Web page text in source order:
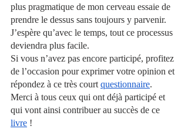
plus pragmatique de mon cerveau essaie de
prendre le dessus sans toujours y parvenir.
J’espère qu’avec le temps, tout ce processus
deviendra plus facile.
Si vous n’avez pas encore participé, profitez
de l’occasion pour exprimer votre opinion et
répondez à ce très court questionnaire.
Merci à tous ceux qui ont déjà participé et
qui vont ainsi contribuer au succès de ce
livre !